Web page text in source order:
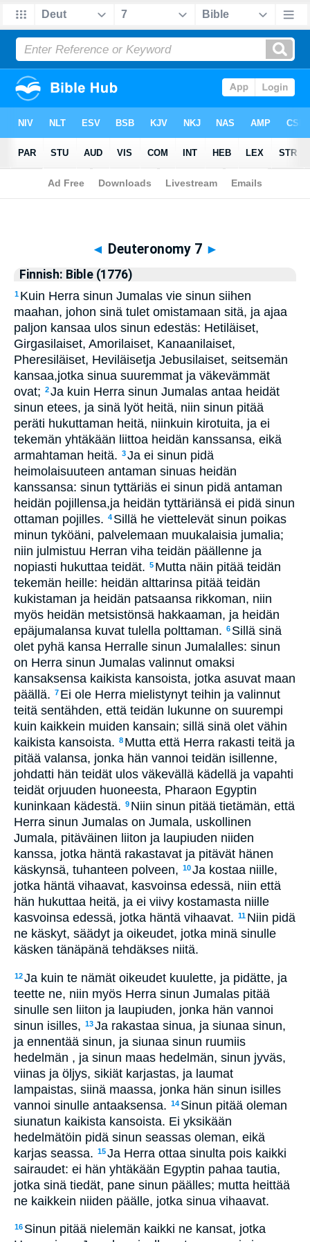
Biblia>Finnish: Bible (1776) > Deuteronomy 7
◄ Deuteronomy 7 ►
Finnish: Bible (1776)
1 Kuin Herra sinun Jumalas vie sinun siihen
maahan, johon sinä tulet omistamaan sitä, ja ajaa
paljon kansaa ulos sinun edestäs: Hetiläiset,
Girgasilaiset, Amorilaiset, Kanaanilaiset,
Pheresiläiset, Heviläisetja Jebusilaiset, seitsemän
kansaa,jotka sinua suuremmat ja väkevämmät
ovat; 2Ja kuin Herra sinun Jumalas antaa heidät
sinun etees, ja sinä lyöt heitä, niin sinun pitää
peräti hukuttaman heitä, niinkuin kirotuita, ja ei
tekemän yhtäkään liittoa heidän kanssansa, eikä
armahtaman heitä. 3Ja ei sinun pidä
heimolaisuuteen antaman sinuas heidän
kanssansa: sinun tyttäriäs ei sinun pidä antaman
heidän pojillensa,ja heidän tyttäriänsä ei pidä sinun
ottaman pojilles. 4 Sillä he viettelevät sinun poikas
minun tyköäni, palvelemaan muukalaisia jumalia;
niin julmistuu Herran viha teidän päällenne ja
nopiasti hukuttaa teidät. 5 Mutta näin pitää teidän
tekemän heille: heidän alttarinsa pitää teidän
kukistaman ja heidän patsaansa rikkoman, niin
myös heidän metsistönsä hakkaaman, ja heidän
epäjumalansa kuvat tulella polttaman. 6 Sillä sinä
olet pyhä kansa Herralle sinun Jumalalles: sinun
on Herra sinun Jumalas valinnut omaksi
kansaksensa kaikista kansoista, jotka asuvat maan
päällä. 7 Ei ole Herra mielistynyt teihin ja valinnut
teitä sentähden, että teidän lukunne on suurempi
kuin kaikkein muiden kansain; sillä sinä olet vähin
kaikista kansoista. 8 Mutta että Herra rakasti teitä ja
pitää valansa, jonka hän vannoi teidän isillenne,
johdatti hän teidät ulos väkevällä kädellä ja vapahti
teidät orjuuden huoneesta, Pharaon Egyptin
kuninkaan kädestä. 9 Niin sinun pitää tietämän, että
Herra sinun Jumalas on Jumala, uskollinen
Jumala, pitäväinen liiton ja laupiuden niiden
kanssa, jotka häntä rakastavat ja pitävät hänen
käskynsä, tuhanteen polveen, 10Ja kostaa niille,
jotka häntä vihaavat, kasvoinsa edessä, niin että
hän hukuttaa heitä, ja ei viivy kostamasta niille
kasvoinsa edessä, jotka häntä vihaavat. 11 Niin pidä
ne käskyt, säädyt ja oikeudet, jotka minä sinulle
käsken tänäpänä tehdäkses niitä.
12Ja kuin te nämät oikeudet kuulette, ja pidätte, ja
teette ne, niin myös Herra sinun Jumalas pitää
sinulle sen liiton ja laupiuden, jonka hän vannoi
sinun isilles, 13Ja rakastaa sinua, ja siunaa sinun,
ja ennentää sinun, ja siunaa sinun ruumiis
hedelmän , ja sinun maas hedelmän, sinun jyväs,
viinas ja öljys, sikiät karjastas, ja laumat
lampaistas, siinä maassa, jonka hän sinun isilles
vannoi sinulle antaaksensa. 14 Sinun pitää oleman
siunatun kaikista kansoista. Ei yksikään
hedelmätöin pidä sinun seassas oleman, eikä
karjas seassa. 15Ja Herra ottaa sinulta pois kaikki
sairaudet: ei hän yhtäkään Egyptin pahaa tautia,
jotka sinä tiedät, pane sinun päälles; mutta heittää
ne kaikkein niiden päälle, jotka sinua vihaavat.
16 Sinun pitää nielemän kaikki ne kansat, jotka